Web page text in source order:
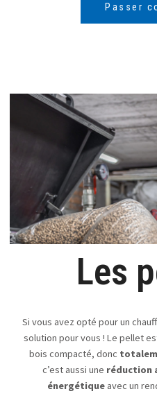
Passer
Les
Si vous avez opté pour un
solution pour vous ! Le pellet
bois compacté, donc
c’est aussi une réduction
énergétiqueavec un